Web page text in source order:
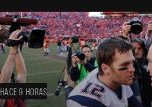
HACE 9 HORAS